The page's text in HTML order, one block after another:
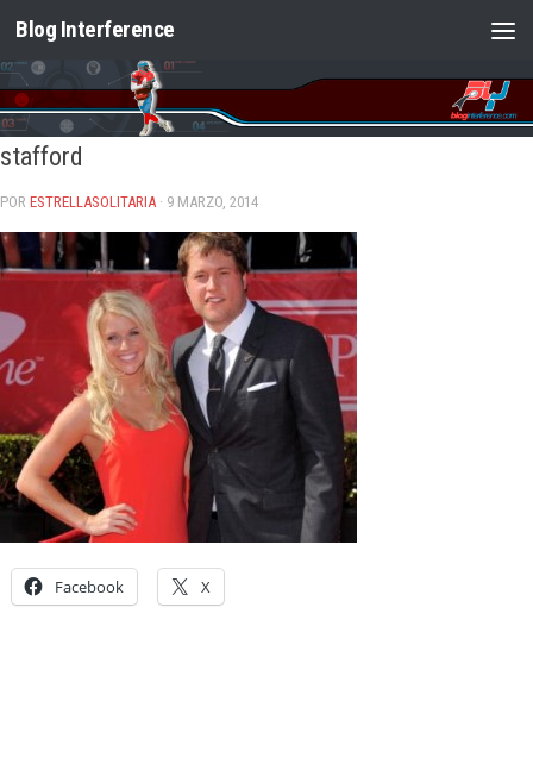
Saltar al contenido
Blog Interference
stafford
POR ESTRELLASOLITARIA · 9 MARZO, 2014
Facebook X